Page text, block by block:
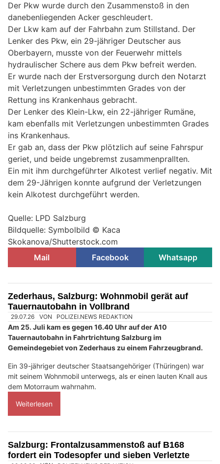
Der Pkw wurde durch den Zusammenstoß in den
danebenliegenden Acker geschleudert.
Der Lkw kam auf der Fahrbahn zum Stillstand. Der
Lenker des Pkw, ein 29-jähriger Deutscher aus
Oberbayern, musste von der Feuerwehr mittels
hydraulischer Schere aus dem Pkw befreit werden.
Er wurde nach der Erstversorgung durch den Notarzt
mit Verletzungen unbestimmten Grades von der
Rettung ins Krankenhaus gebracht.
Der Lenker des Klein-Lkw, ein 22-jähriger Rumäne,
kam ebenfalls mit Verletzungen unbestimmten Grades
ins Krankenhaus.
Er gab an, dass der Pkw plötzlich auf seine Fahrspur
geriet, und beide ungebremst zusammenprallten.
Ein mit ihm durchgeführter Alkotest verlief negativ. Mit
dem 29-Jährigen konnte aufgrund der Verletzungen
kein Alkotest durchgeführt werden.
Quelle: LPD Salzburg
Bildquelle: Symbolbild © Kaca
Skokanova/Shutterstock.com
Mail
Facebook Whatsapp
Zederhaus, Salzburg: Wohnmobil gerät auf
Tauernautobahn in Vollbrand